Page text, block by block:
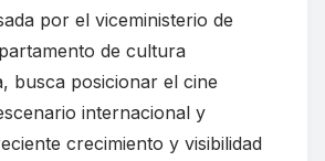
por el viceministerio de
de cultura
busca posicionar el cine
internacional y
crecimiento y visibilidad